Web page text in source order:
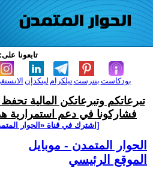
تابعونا على:
لينكدإن تيلكرامبنترست بودكاست
تبرعاتكم وتبرعاتكن المالية
فشاركونا في دعم استمرارية
[اشترك في قناة ‫«الحوار
الحوار المتمدن - موبايل
الموقع الرئيسي